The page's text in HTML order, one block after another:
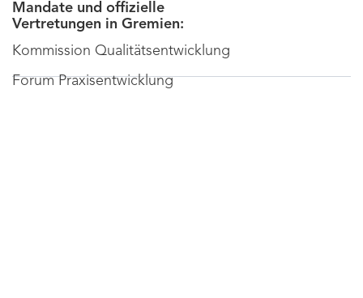
Mandate und offizielle
Vertretungen in Gremien:
Kommission Qualitätsentwicklung
Forum Praxisentwicklung